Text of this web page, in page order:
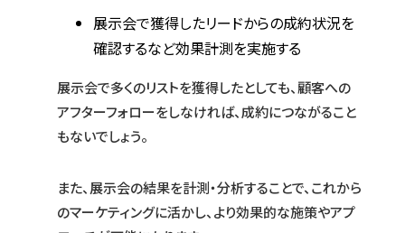
展示会で獲得したリードからの成約状況を
確認するなど効果計測を実施する
展示会で多くのリストを獲得したとしても、顧客への
アフターフォローをしなければ、成約につながること
もないでしょう。
また、展示会の結果を計測・分析することで、これから
のマーケティングに活かし、より効果的な施策やアプ